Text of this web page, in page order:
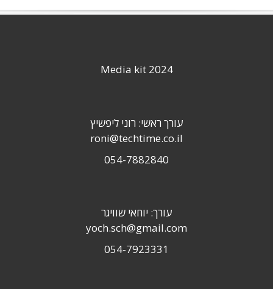
Media kit 2024
עורך ראשי: רוני ליפשיץ
roni@techtime.co.il
054-7882840
עורך: יוחאי שוויגר
yoch.sch@gmail.com
054-7923331